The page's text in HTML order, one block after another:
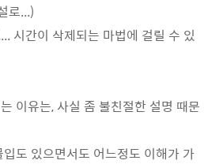
로...)
시간이 삭제되는 마법에 걸릴 수 있
이유는, 사실 좀 불친절한 설명 때문
도 있으면서도 어느정도 이해가 가